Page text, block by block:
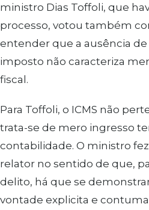
ministro Dias Toffoli, que
processo, votou também
entender que a ausência
imposto não caracteriza
fiscal.
Para Toffoli, o ICMS não
trata-se de mero ingresso
contabilidade. O ministro
relator no sentido de que,
delito, há que se
vontade explicita e